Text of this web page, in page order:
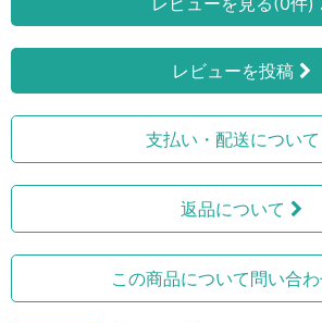
レビューを投稿
支払い・配送について
返品について
この商品について問い合